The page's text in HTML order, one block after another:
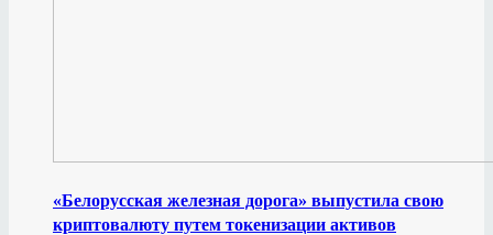
«Белорусская железная дорога» выпустила свою
криптовалюту путем токенизации активов